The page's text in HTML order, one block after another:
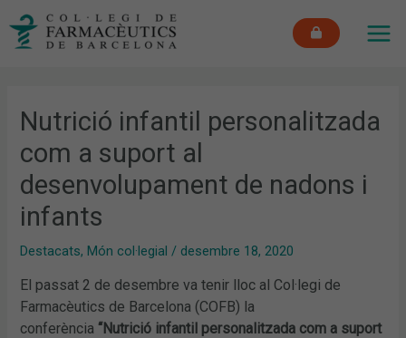
Nutrició infantil personalitzada
com a suport al
desenvolupament de nadons i
infants
Destacats, Món col·legial / desembre 18, 2020
El passat 2 de desembre va tenir lloc al Col·legi de
Farmacèutics de Barcelona (COFB) la
conferència “Nutrició infantil personalitzada com a suport